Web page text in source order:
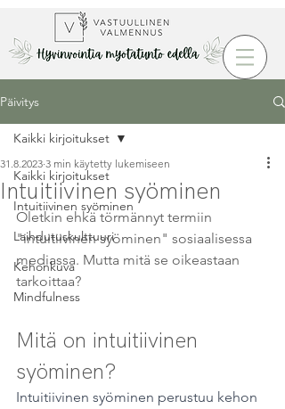
Päivitys
Kaikki kirjoitukset
Intuitiivinen syöminen
Laihdutuskulttuuri
Kehonkuva
Mindfulness
Kaikki kirjoitukset
Intuitiivinen syöminen
31.8.2023 3 min käytetty lukemiseen
Oletkin ehkä törmännyt termiin
"intuitiivinen syöminen" sosiaalisessa
mediassa. Mutta mitä se oikeastaan
tarkoittaa?
Mitä on intuitiivinen
syöminen?
Intuitiivinen syöminen perustuu kehon